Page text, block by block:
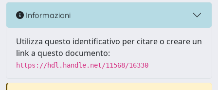
Informazioni
Utilizza questo identificativo per citare o creare un
link a questo documento:
https://hdl.handle.net/11568/16330